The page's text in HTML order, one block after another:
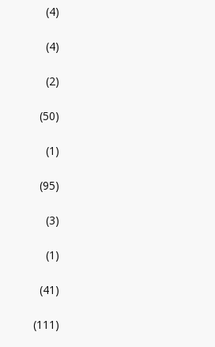
(4)
(4)
(2)
(50)
(1)
(95)
(3)
(1)
(41)
(111)